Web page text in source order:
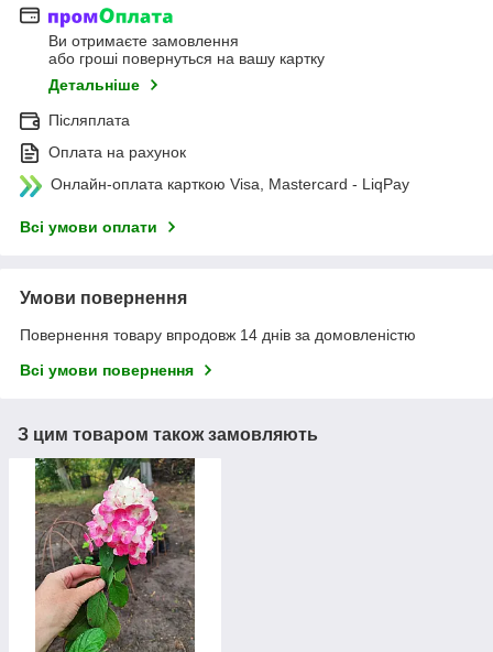
Ви отримаєте замовлення
або гроші повернуться на вашу картку
Детальніше
Післяплата
Оплата на рахунок
Онлайн-оплата карткою Visa, Mastercard - LiqPay
Всі умови оплати
Умови повернення
Повернення товару впродовж 14 днів за домовленістю
Всі умови повернення
З цим товаром також замовляють